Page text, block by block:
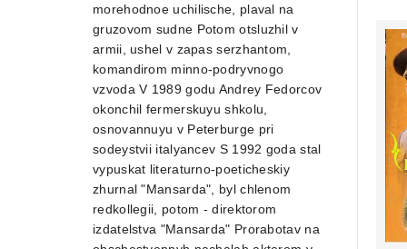
morehodnoe uchilische, plaval na
gruzovom sudne Potom otsluzhil v
armii, ushel v zapas serzhantom,
komandirom minno-podryvnogo
vzvoda V 1989 godu Andrey Fedorcov
okonchil fermerskuyu shkolu,
osnovannuyu v Peterburge pri
sodeystvii italyancev S 1992 goda stal
vypuskat literaturno-poeticheskiy
zhurnal "Mansarda", byl chlenom
redkollegii, potom - direktorom
izdatelstva "Mansarda" Prorabotav na